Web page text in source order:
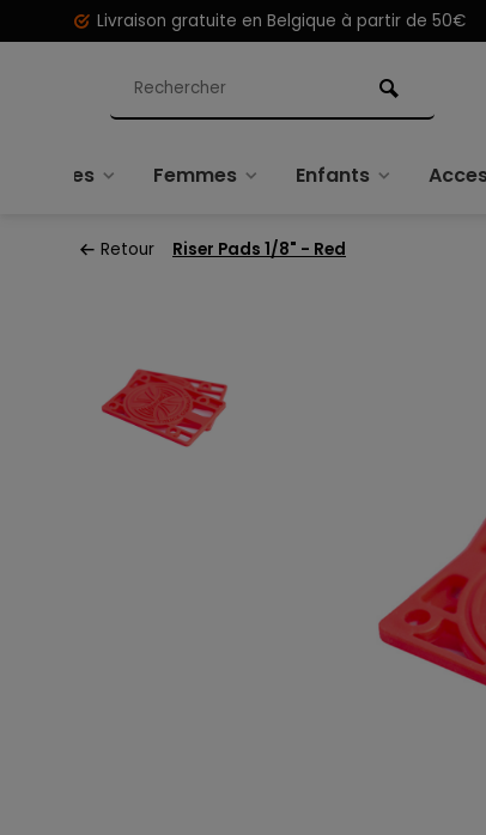
Livraison gratuite en Belgique à partir de 50€
Hommes Femmes Enfants
Retour Riser Pads 1/8" - Red